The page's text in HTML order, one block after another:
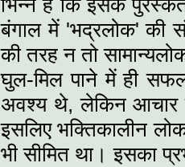
भिन्‍न है कि इसके
बंगाल में 'भद्रलोक' की
की तरह न तो
घुल-मिल पाने में ही
अवश्‍य थे, लेकिन आचार
इसलिए भक्तिकालीन
भी सीमित था। इसका